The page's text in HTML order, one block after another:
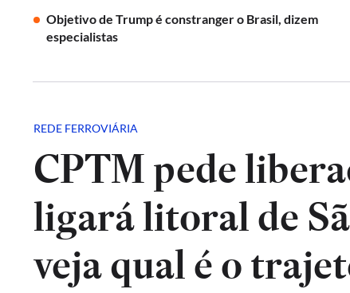
Objetivo de Trump é constranger o Brasil, dizem
especialistas
REDE FERROVIÁRIA
CPTM pede
ligará litoral de
veja qual é o